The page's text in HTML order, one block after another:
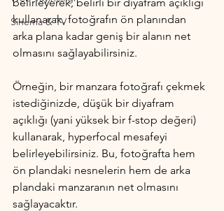
Sinema & TV
kullanarak, fotoğrafın ön planından
arka plana kadar geniş bir alanın net
olmasını sağlayabilirsiniz.
Örneğin, bir manzara fotoğrafı çekmek
istediğinizde, düşük bir diyafram
açıklığı (yani yüksek bir f-stop değeri)
kullanarak, hyperfocal mesafeyi
belirleyebilirsiniz. Bu, fotoğrafta hem
ön plandaki nesnelerin hem de arka
plandaki manzaranın net olmasını
sağlayacaktır.